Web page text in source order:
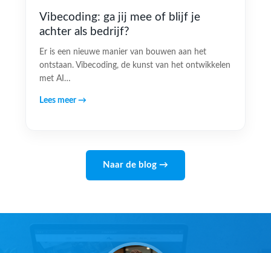
Vibecoding: ga jij mee of blijf je
achter als bedrijf?
Er is een nieuwe manier van bouwen aan het
ontstaan. Vibecoding, de kunst van het ontwikkelen
met AI…
Lees meer →
Naar de blog →